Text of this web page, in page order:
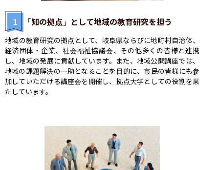
1 「知の拠点」として地域の教育研究を担う
地域の教育研究の拠点として、岐阜県ならびに地町村自治体、
経済団体・企業、社会福祉協議会、その他多くの皆様と連携
し、地域の発展に貢献しています。また、地域公開講座では、
地域の課題解決の一助となることを目的に、市民の皆様にも参
加していただける講座会を開催し、拠点大学としての役割を果
たしています。